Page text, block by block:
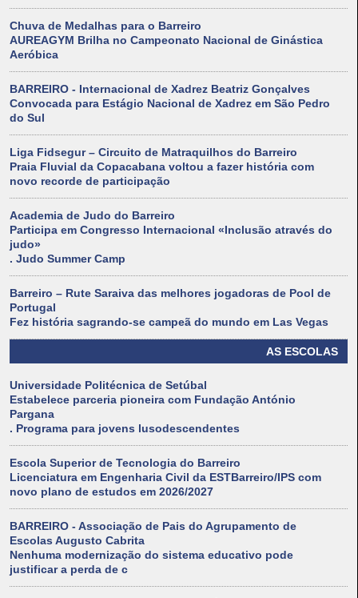
Chuva de Medalhas para o Barreiro
AUREAGYM Brilha no Campeonato Nacional de Ginástica
Aeróbica
BARREIRO - Internacional de Xadrez Beatriz Gonçalves
Convocada para Estágio Nacional de Xadrez em São Pedro
do Sul
Liga Fidsegur – Circuito de Matraquilhos do Barreiro
Praia Fluvial da Copacabana voltou a fazer história com
novo recorde de participação
Academia de Judo do Barreiro
Participa em Congresso Internacional «Inclusão através do
judo»
. Judo Summer Camp
Barreiro – Rute Saraiva das melhores jogadoras de Pool de
Portugal
Fez história sagrando-se campeã do mundo em Las Vegas
AS ESCOLAS
Universidade Politécnica de Setúbal
Estabelece parceria pioneira com Fundação António
Pargana
. Programa para jovens lusodescendentes
Escola Superior de Tecnologia do Barreiro
Licenciatura em Engenharia Civil da ESTBarreiro/IPS com
novo plano de estudos em 2026/2027
BARREIRO - Associação de Pais do Agrupamento de
Escolas Augusto Cabrita
Nenhuma modernização do sistema educativo pode
justificar a perda de c